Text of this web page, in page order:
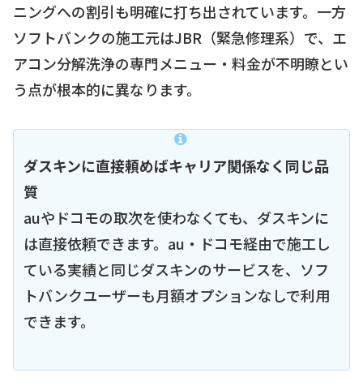
ニングへの割引も明確に打ち出されています。一方
ソフトバンクの施工元はJBR（緊急修理系）で、エ
アコン分解洗浄の専門メニュー・料金が不明瞭とい
う点が根本的に異なります。
ダスキンに直接頼めばキャリア関係なく同じ品
質
auやドコモの取次を使わなくても、ダスキンに
は直接依頼できます。au・ドコモ経由で施工し
ている実績と同じダスキンのサービスを、ソフ
トバンクユーザーも月額オプションなしで利用
できます。